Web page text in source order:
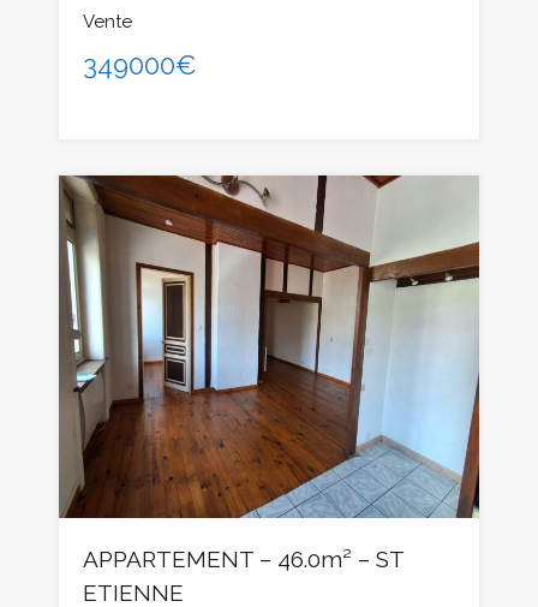
Vente
349000€
APPARTEMENT – 46.0m² – ST
ETIENNE